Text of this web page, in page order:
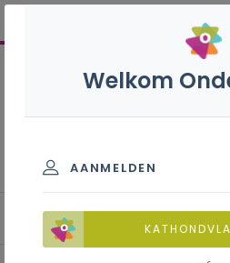
finaliteit
Welkom
AANMELDEN